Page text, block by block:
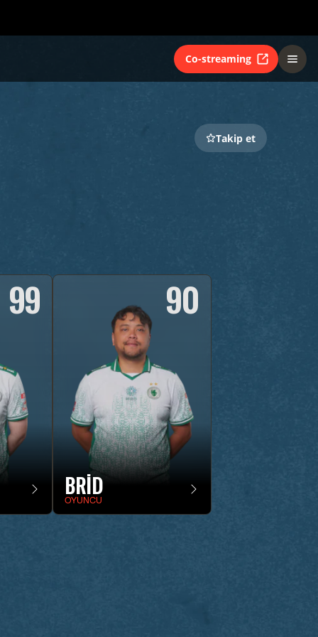
Co-streaming
Takip et
99 90
BRID
OYUNCU